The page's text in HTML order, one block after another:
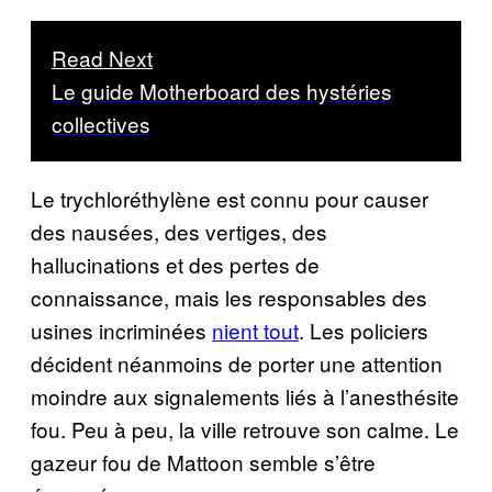
Read Next
Le guide Motherboard des hystéries
collectives
Le trychloréthylène est connu pour causer
des nausées, des vertiges, des
hallucinations et des pertes de
connaissance, mais les responsables des
usines incriminées nient tout. Les policiers
décident néanmoins de porter une attention
moindre aux signalements liés à l’anesthésite
fou. Peu à peu, la ville retrouve son calme. Le
gazeur fou de Mattoon semble s’être